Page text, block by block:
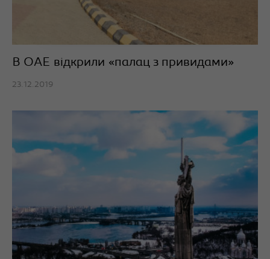
В ОАЕ відкрили «палац з привидами»
23.12.2019